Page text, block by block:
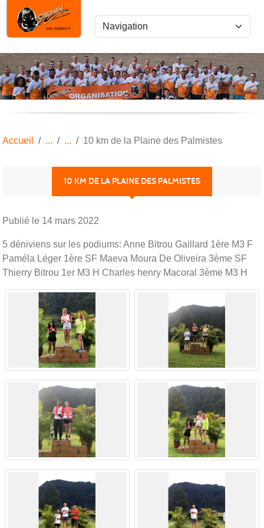
Accueil 10 km de la Plaine des Palmistes
10 KM DE LA PLAINE DES PALMISTES
Publié le 14 mars 2022
5 déniviens sur les podiums: Anne Bitrou Gaillard 1ère M3 F
Paméla Léger 1ère SF Maeva Moura De Oliveira 3ème SF
Thierry Bitrou 1er M3 H Charles henry Macoral 3ème M3 H
Panneau de gestion des cookies